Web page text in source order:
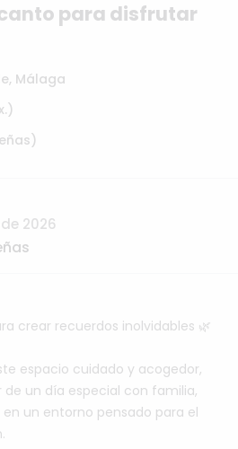
para disfrutar
Málaga
)
2026
crear recuerdos inolvidables 🌿
espacio cuidado y acogedor,
de un día especial con familia,
en un entorno pensado para el